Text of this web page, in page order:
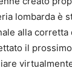
lombarda è
alla
il